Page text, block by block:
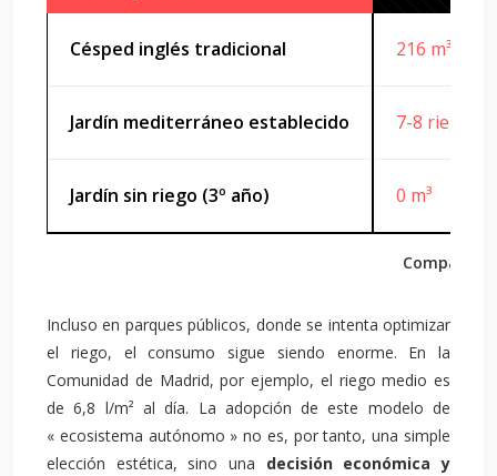
Césped inglés tradicional 216 m³
Jardín mediterráneo establecido 7-8 riegos
Jardín sin riego (3º año) 0 m³
Incluso en parques públicos, donde se intenta optimizar
el riego, el consumo sigue siendo enorme. En la
Comunidad de Madrid, por ejemplo, el riego medio es
de 6,8 l/m² al día. La adopción de este modelo de
« ecosistema autónomo » no es, por tanto, una simple
elección estética, sino una decisión económica y